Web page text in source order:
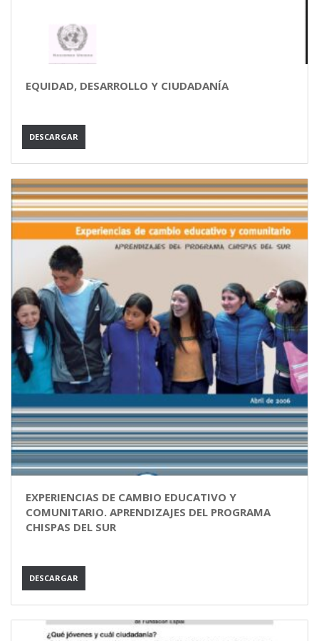
EQUIDAD, DESARROLLO Y CIUDADANÍA
DESCARGAR
EXPERIENCIAS DE CAMBIO EDUCATIVO Y
COMUNITARIO. APRENDIZAJES DEL PROGRAMA
CHISPAS DEL SUR
DESCARGAR